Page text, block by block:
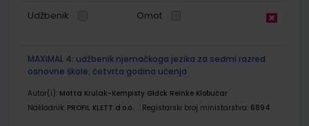
Udžbenik Omot
MAXIMAL 4; udžbenik njemačkoga jezika za sedmi razred
osnovne škole, četvrta godina učenja
Autor(i): Motta Krulak-Kempisty Glđck Reinke Klobučar
Nakladnik: PROFIL KLETT d.o.o. Registarski broj ministarstva: 6894